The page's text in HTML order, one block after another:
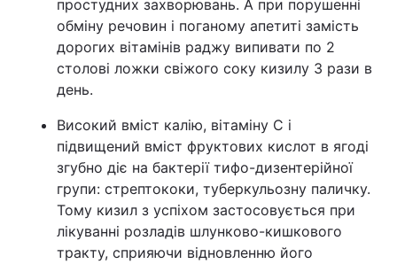
простудних захворювань. А при порушенні
обміну речовин і поганому апетиті замість
дорогих вітамінів раджу випивати по 2
столові ложки свіжого соку кизилу 3 рази в
день.
Високий вміст калію, вітаміну С і
підвищений вміст фруктових кислот в ягоді
згубно діє на бактерії тифо-дизентерійної
групи: стрептококи, туберкульозну паличку.
Тому кизил з успіхом застосовується при
лікуванні розладів шлунково-кишкового
тракту, сприяючи відновленню його